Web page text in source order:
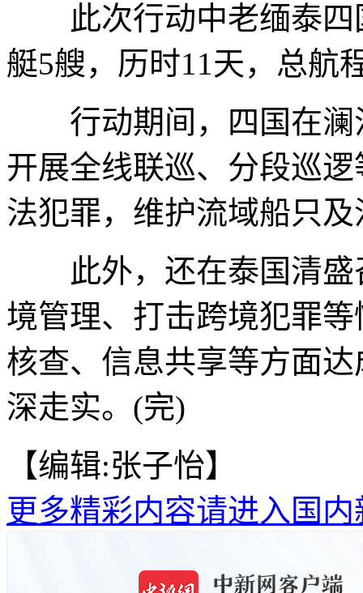
此次行动中老缅泰四
艇5艘，历时11天，总航
行动期间，四国在澜
开展全线联巡、分段巡
法犯罪，维护流域船只
此外，还在泰国清盛
境管理、打击跨境犯罪
核查、信息共享等方面
深走实。(完)
【编辑:张子怡】
更多精彩内容请进入国内